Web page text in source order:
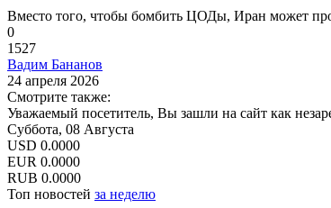
Вместо того, чтобы бомбить ЦОДы, Иран может
0
1527
Вадим Бананов
24 апреля 2026
Смотрите также:
Уважаемый посетитель, Вы зашли на сайт как
Суббота, 08 Августа
USD 0.0000
EUR 0.0000
RUB 0.0000
Топ новостей за неделю